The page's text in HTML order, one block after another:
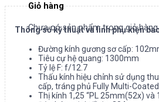
Giỏ hàng
Chưa có sản phẩm trong giỏ hàng.
Thông số kỹ thuật và linh phụ kiện
Đường kính gương sơ cấp:
Tiêu cự hệ quang: 1300mm
Tỷ lệ F: f/12.7
Thấu kính hiệu chỉnh sử dụng
cấp, tráng phủ Fully Multi-Coated
Thị kính 1,25 “PL 25mm(52x)